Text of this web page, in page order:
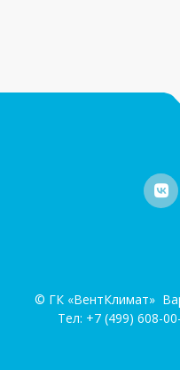
© ГК «ВентКлимат»
Тел: +7 (499) 608-